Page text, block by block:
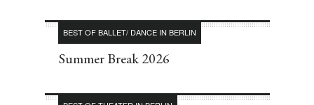
BEST OF BALLET/ DANCE IN BERLIN
Summer Break 2026